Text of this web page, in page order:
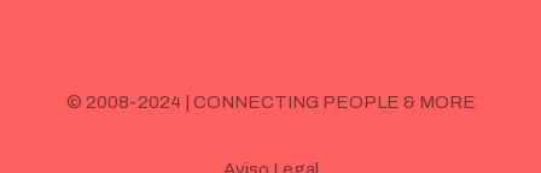
© 2008-2024 | CONNECTING PEOPLE & MORE